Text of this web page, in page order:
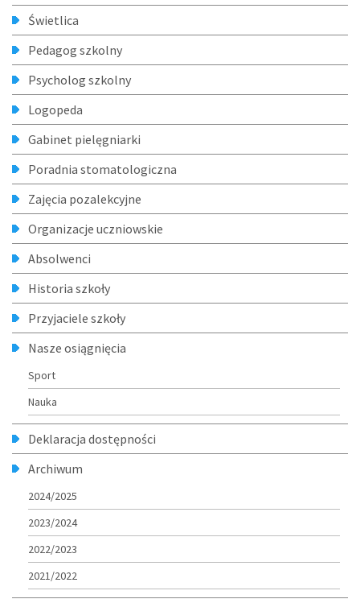
Świetlica
Pedagog szkolny
Psycholog szkolny
Logopeda
Gabinet pielęgniarki
Poradnia stomatologiczna
Zajęcia pozalekcyjne
Organizacje uczniowskie
Absolwenci
Historia szkoły
Przyjaciele szkoły
Nasze osiągnięcia
Sport
Nauka
Deklaracja dostępności
Archiwum
2024/2025
2023/2024
2022/2023
2021/2022